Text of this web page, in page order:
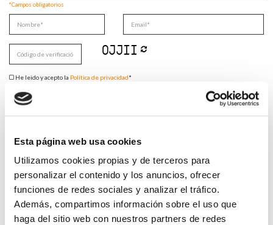
Esta página web usa cookies
Utilizamos cookies propias y de terceros para
personalizar el contenido y los anuncios, ofrecer
funciones de redes sociales y analizar el tráfico.
Además, compartimos información sobre el uso que
haga del sitio web con nuestros partners de redes
*Campos obligatorios
He leido y acepto la Política de privacidad*
DESTACADAS
LABOR DE LOS TUTORES DE RESIDENTES
06/08/2026
LA ALIANZA MÉDICA POR LA SALUD PLANETARIA SE ADHIERE
AL PACTO DE ESTADO FRENTE A LA EMERGENCIA CLIMÁTICA
03/08/2026